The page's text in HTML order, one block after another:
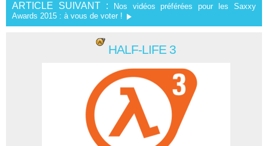
ARTICLE SUIVANT : Nos vidéos préférées pour les Saxxy
Awards 2015 : à vous de voter !
HALF-LIFE 3